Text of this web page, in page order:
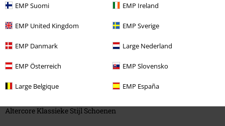
EMP Suomi EMP Ireland
EMP United Kingdom EMP Sverige
EMP Danmark Large Nederland
EMP Österreich EMP Slovensko
Large Belgique EMP España
Ben je op zoek naar schoenen waarmee je zeker opvalt en die
tegelijkertijd zo elegant en stijlvol zijn dat ze het middelpunt van je outfit
kunnen worden? Neem dan eens een kijkje in de categorie van onze
Altercore schoenen. Op dit punt wordt uiterlijk duidelijk hoe veelzijdig
de kleur zwart kan zijn. Of het nu met hoge of minder hoge hakken is,
om te rijgen of te strikken, hoog of laag: u komt hier zeker aan uw
trekken. En hoewel klassieke Altercore-schoenen ook erg populair zijn
onder gothics, kun je de verschillende modellen natuurlijk ook dragen
als je minder een "kind van de nacht" bent.
Altercore Klassieke Stijl Schoenen